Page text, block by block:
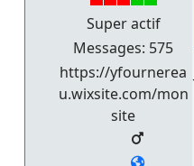
Super actif
Messages: 575
https://yfournerea
u.wixsite.com/mon
site